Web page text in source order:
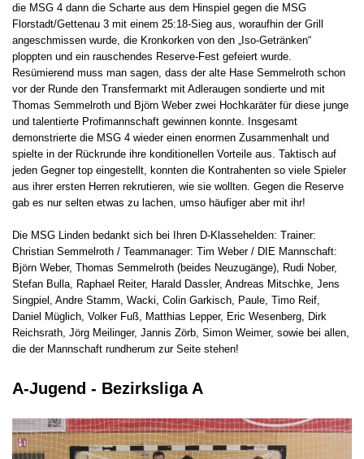
die MSG 4 dann die Scharte aus dem Hinspiel gegen die MSG
Florstadt/Gettenau 3 mit einem 25:18-Sieg aus, woraufhin der Grill
angeschmissen wurde, die Kronkorken von den „Iso-Getränken“
ploppten und ein rauschendes Reserve-Fest gefeiert wurde.
Resümierend muss man sagen, dass der alte Hase Semmelroth schon
vor der Runde den Transfermarkt mit Adleraugen sondierte und mit
Thomas Semmelroth und Björn Weber zwei Hochkaräter für diese junge
und talentierte Profimannschaft gewinnen konnte. Insgesamt
demonstrierte die MSG 4 wieder einen enormen Zusammenhalt und
spielte in der Rückrunde ihre konditionellen Vorteile aus. Taktisch auf
jeden Gegner top eingestellt, konnten die Kontrahenten so viele Spieler
aus ihrer ersten Herren rekrutieren, wie sie wollten. Gegen die Reserve
gab es nur selten etwas zu lachen, umso häufiger aber mit ihr!
Die MSG Linden bedankt sich bei Ihren D-Klassehelden: Trainer:
Christian Semmelroth / Teammanager: Tim Weber / DIE Mannschaft:
Björn Weber, Thomas Semmelroth (beides Neuzugänge), Rudi Nober,
Stefan Bulla, Raphael Reiter, Harald Dassler, Andreas Mitschke, Jens
Singpiel, Andre Stamm, Wacki, Colin Garkisch, Paule, Timo Reif,
Daniel Müglich, Volker Fuß, Matthias Lepper, Eric Wesenberg, Dirk
Reichsrath, Jörg Meilinger, Jannis Zörb, Simon Weimer, sowie bei allen,
die der Mannschaft rundherum zur Seite stehen!
A-Jugend - Bezirksliga A